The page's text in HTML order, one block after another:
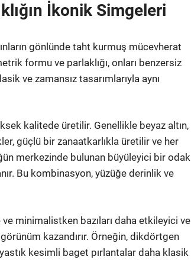
İkonik Simgeleri
gönlünde taht kurmuş mücevherat
formu ve parlaklığı, onları benzersiz
ve zamansız tasarımlarıyla aynı
kalitede üretilir. Genellikle beyaz altın,
güçlü bir zanaatkarlıkla üretilir ve her
merkezinde bulunan büyüleyici bir odak
Bu kombinasyon, yüzüğe derinlik ve
minimalistken bazıları daha etkileyici ve
kazandırır. Örneğin, dikdörtgen
kesimli baget pırlantalar daha klasik